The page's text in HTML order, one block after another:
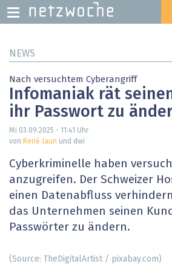
zumNEWS
Nach versuchtem Cyberangriff
Infomaniak rät
ihr Passwort zu
Mi 03.09.2025 - 11:41 Uhr
von René Jaun und dwi
Cyberkriminelle haben
anzugreifen. Der Schweizer
einen Datenabfluss
das Unternehmen seinen
Passwörter zu ändern.
(Source: TheDigitalArtist / pixabay.com)